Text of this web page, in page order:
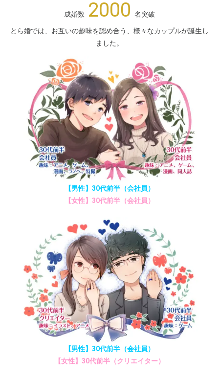
成婚数 2000 名突破
とら婚では、お互いの趣味を認め合う、様々なカップルが誕生し
ました。
【男性】30代前半（会社員）
【女性】30代前半（会社員）
【男性】30代前半（会社員）
【女性】30代前半（クリエイター）